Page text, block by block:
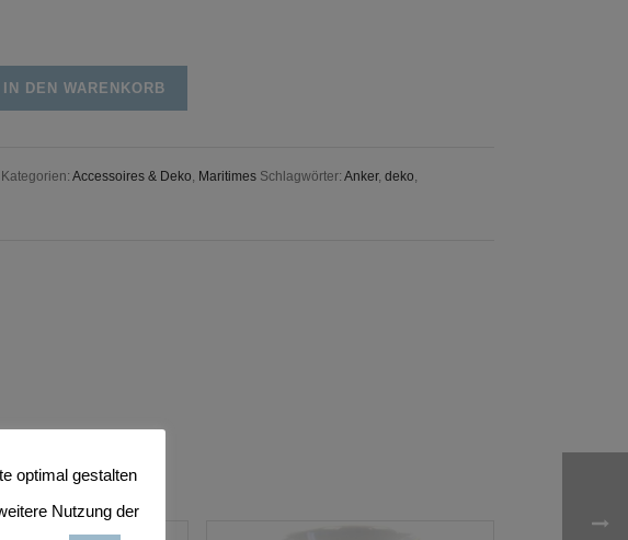
IN DEN WARENKORB
Kategorien: Accessoires & Deko, Maritimes Schlagwörter: Anker, deko,
optimal gestalten
Nutzung der